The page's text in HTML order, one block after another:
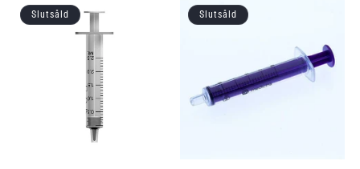
Slutsåld Slutsåld